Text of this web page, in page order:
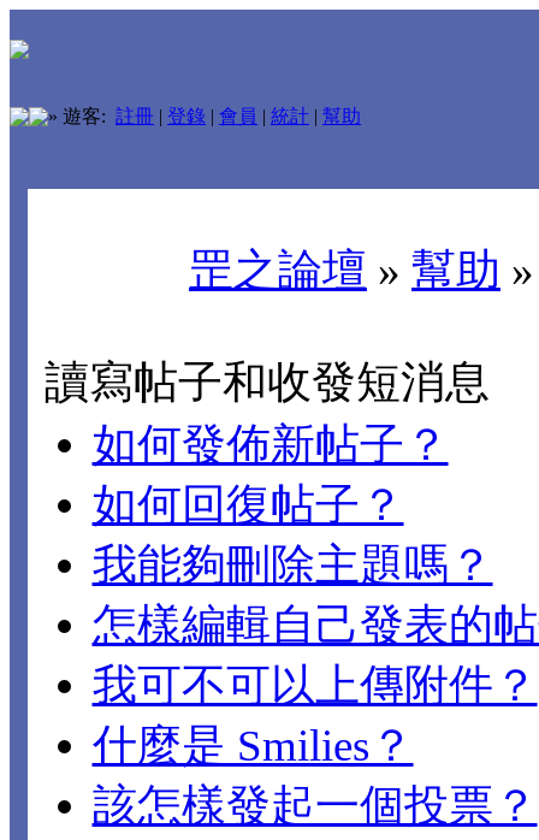
» 遊客: 註冊 | 登錄 | 會員 | 統計 | 幫助
罡之論壇 » 幫助
讀寫帖子和收發短消息
如何發佈新帖子？
如何回復帖子？
我能夠刪除主題嗎？
怎樣編輯自己發表的
我可不可以上傳附件？
什麼是 Smilies？
該怎樣發起一個投票？